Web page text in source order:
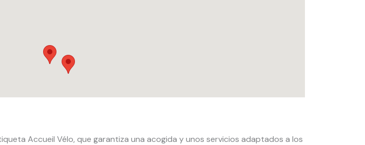
Accueil Vélo, que garantiza una acogida y unos servicios adaptados a los